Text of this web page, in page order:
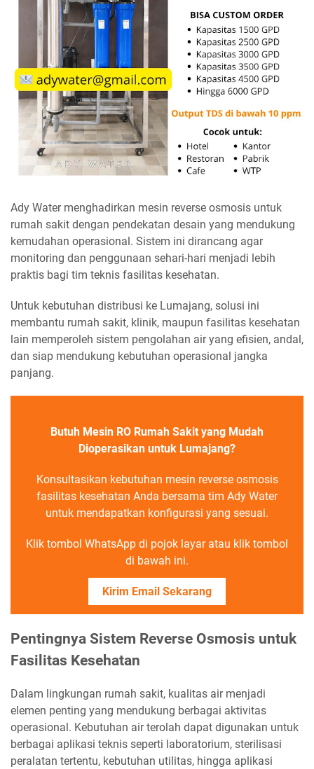
Ady Water menghadirkan mesin reverse osmosis untuk
rumah sakit dengan pendekatan desain yang mendukung
kemudahan operasional. Sistem ini dirancang agar
monitoring dan penggunaan sehari-hari menjadi lebih
praktis bagi tim teknis fasilitas kesehatan.
Untuk kebutuhan distribusi ke Lumajang, solusi ini
membantu rumah sakit, klinik, maupun fasilitas kesehatan
lain memperoleh sistem pengolahan air yang efisien, andal,
dan siap mendukung kebutuhan operasional jangka
panjang.
Butuh Mesin RO Rumah Sakit yang Mudah
Dioperasikan untuk Lumajang?
Konsultasikan kebutuhan mesin reverse osmosis
fasilitas kesehatan Anda bersama tim Ady Water
untuk mendapatkan konfigurasi yang sesuai.
Klik tombol WhatsApp di pojok layar atau klik tombol
di bawah ini.
Kirim Email Sekarang
Pentingnya Sistem Reverse Osmosis untuk
Fasilitas Kesehatan
Dalam lingkungan rumah sakit, kualitas air menjadi
elemen penting yang mendukung berbagai aktivitas
operasional. Kebutuhan air terolah dapat digunakan untuk
berbagai aplikasi teknis seperti laboratorium, sterilisasi
peralatan tertentu, kebutuhan utilitas, hingga aplikasi